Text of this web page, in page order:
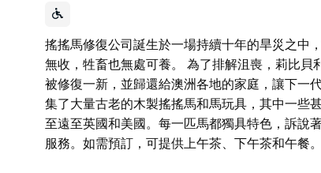
搖搖馬修復公司誕生於一場持續十年的旱災之中
無收，牲畜也無處可養。 為了排解沮喪，莉比
被修復一新，並歸還給澳洲各地的家庭，讓下一
集了大量古老的木製搖搖馬和馬玩具，其中一些
至遠至英國和美國。每一匹馬都獨具特色，訴說
服務。如需預訂，可提供上午茶、下午茶和午餐。